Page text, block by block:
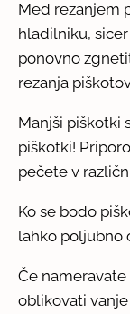
Med rezanjem
hladilniku,
ponovno
rezanja
Manjši piškotki
piškotki!
pečete v
Ko se bodo
lahko poljubno
Če
oblikovati